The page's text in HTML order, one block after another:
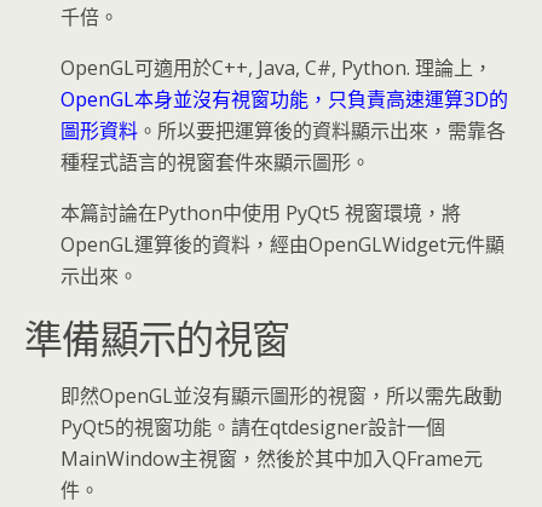
千倍。
OpenGL可適用於C++, Java, C#, Python. 理論上，
OpenGL本身並沒有視窗功能，只負責高速運算3D的
圖形資料 。所以要把運算後的資料顯示出來，需靠各
種程式語言的視窗套件來顯示圖形。
本篇討論在Python中使用 PyQt5 視窗環境，將
OpenGL運算後的資料，經由OpenGLWidget元件顯
示出來。
準備顯示的視窗
即然OpenGL並沒有顯示圖形的視窗，所以需先啟動
PyQt5的視窗功能。請在qtdesigner設計一個
MainWindow主視窗，然後於其中加入QFrame元
件。